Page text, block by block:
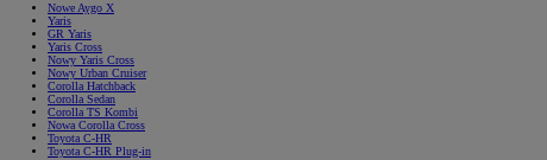
Nowe Aygo X
Yaris
GR Yaris
Yaris Cross
Nowy Yaris Cross
Nowy Urban Cruiser
Corolla Hatchback
Corolla Sedan
Corolla TS Kombi
Nowa Corolla Cross
Toyota C-HR
Toyota C-HR Plug-in